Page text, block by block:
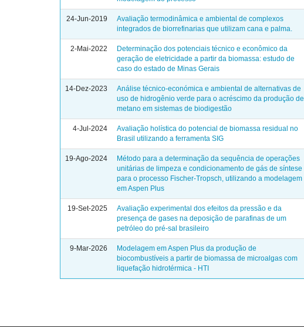
24-Jun-2019
Avaliação termodinâmica e ambiental de complexos
integrados de biorrefinarias que utilizam cana e palma.
2-Mai-2022
Determinação dos potenciais técnico e econômico da
geração de eletricidade a partir da biomassa: estudo de
caso do estado de Minas Gerais
14-Dez-2023
Análise técnico-económica e ambiental de alternativas de
uso de hidrogênio verde para o acréscimo da produção de
metano em sistemas de biodigestão
4-Jul-2024
Avaliação holística do potencial de biomassa residual no
Brasil utilizando a ferramenta SIG
19-Ago-2024
Método para a determinação da sequência de operações
unitárias de limpeza e condicionamento de gás de síntese
para o processo Fischer-Tropsch, utilizando a modelagem
em Aspen Plus
19-Set-2025
Avaliação experimental dos efeitos da pressão e da
presença de gases na deposição de parafinas de um
petróleo do pré-sal brasileiro
9-Mar-2026
Modelagem em Aspen Plus da produção de
biocombustíveis a partir de biomassa de microalgas com
liquefação hidrotérmica - HTI